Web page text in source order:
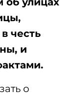
честь
и
о